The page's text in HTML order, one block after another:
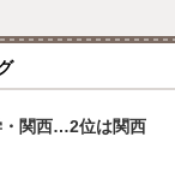
・関西…2位は関西